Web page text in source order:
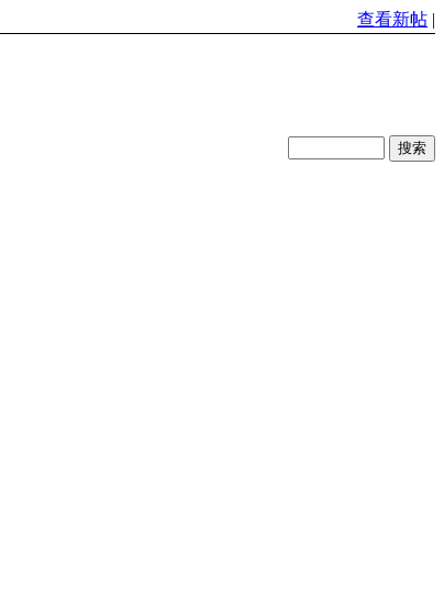
查看新帖 |